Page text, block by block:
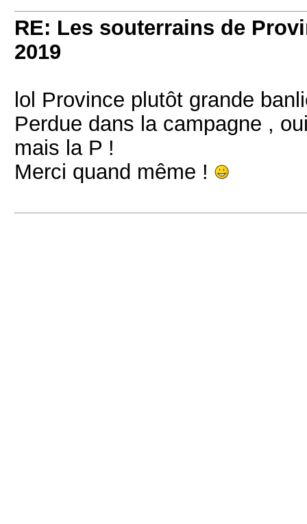
RE: Les souterrains de
2019
lol Province plutôt grande
Perdue dans la campagne ,
mais la P !
Merci quand même !